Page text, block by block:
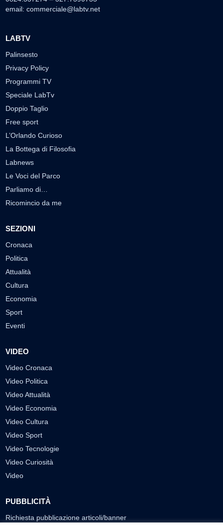
email: commerciale@labtv.net
LABTV
Palinsesto
Privacy Policy
Programmi TV
Speciale LabTv
Doppio Taglio
Free sport
L’Orlando Curioso
La Bottega di Filosofia
Labnews
Le Voci del Parco
Parliamo di…
Ricomincio da me
SEZIONI
Cronaca
Politica
Attualità
Cultura
Economia
Sport
Eventi
VIDEO
Video Cronaca
Video Politica
Video Attualità
Video Economia
Video Cultura
Video Sport
Video Tecnologie
Video Curiosità
Video
PUBBLICITÀ
Richiesta pubblicazione articoli/banner